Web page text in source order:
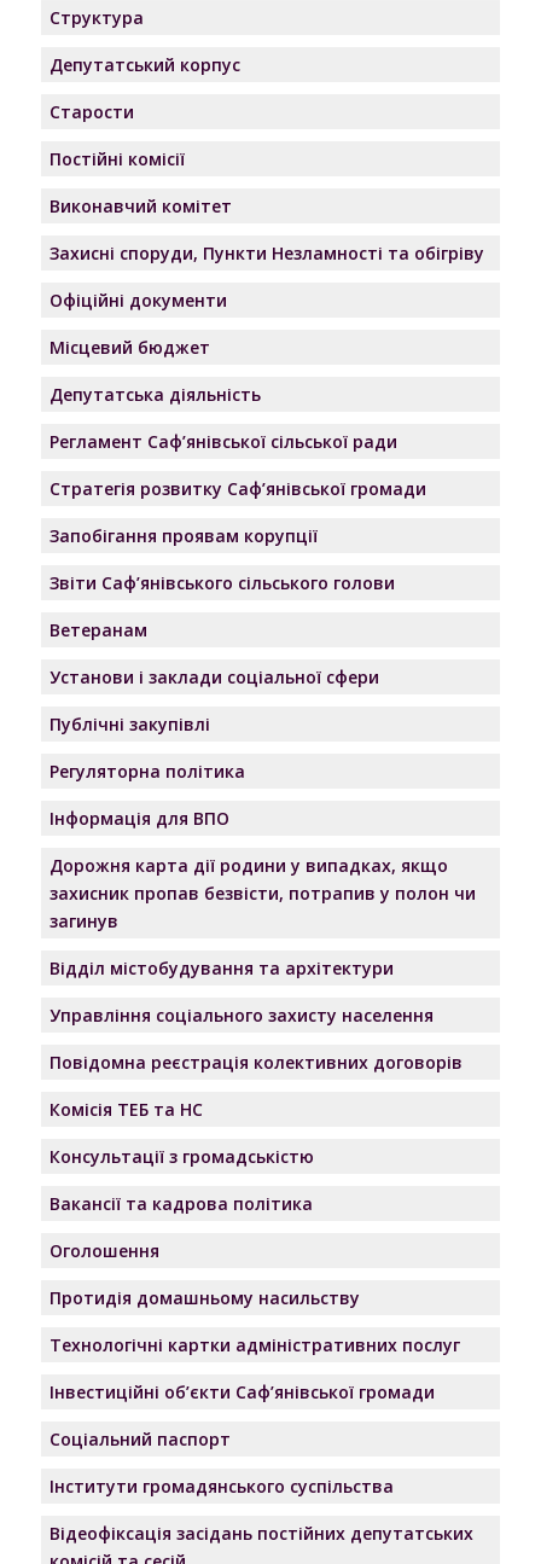
Структура
Депутатський корпус
Старости
Постійні комісії
Виконавчий комітет
Захисні споруди, Пункти Незламності та обігріву
Офіційні документи
Місцевий бюджет
Депутатська діяльність
Регламент Саф’янівської сільської ради
Стратегія розвитку Саф’янівської громади
Запобігання проявам корупції
Звіти Саф’янівського сільського голови
Ветеранам
Установи і заклади соціальної сфери
Публічні закупівлі
Регуляторна політика
Інформація для ВПО
Дорожня карта дії родини у випадках, якщо
захисник пропав безвісти, потрапив у полон чи
загинув
Відділ містобудування та архітектури
Управління соціального захисту населення
Повідомна реєстрація колективних договорів
Комісія ТЕБ та НС
Консультації з громадськістю
Вакансії та кадрова політика
Оголошення
Протидія домашньому насильству
Технологічні картки адміністративних послуг
Інвестиційні об’єкти Саф’янівської громади
Соціальний паспорт
Інститути громадянського суспільства
Відеофіксація засідань постійних депутатських